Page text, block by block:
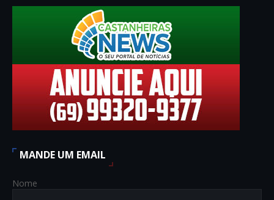
MANDE UM EMAIL
Nome